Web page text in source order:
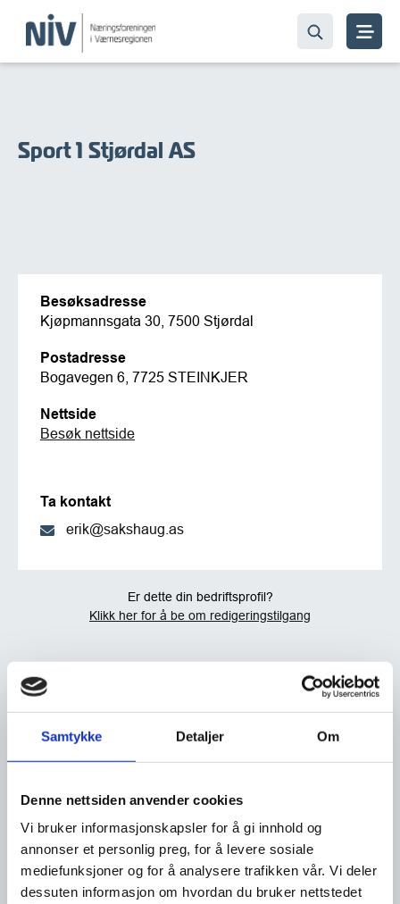
Samtykke Detaljer Om
Denne nettsiden anvender cookies
Vi bruker informasjonskapsler for å gi innhold og
annonser et personlig preg, for å levere sosiale
mediefunksjoner og for å analysere trafikken vår. Vi deler
dessuten informasjon om hvordan du bruker nettstedet
Sport 1 Stjørdal AS
Besøksadresse
Kjøpmannsgata 30, 7500 Stjørdal
Postadresse
Bogavegen 6, 7725 STEINKJER
Nettside
Besøk nettside
Ta kontakt
erik@sakshaug.as
Er dette din bedriftsprofil?
Klikk her for å be om redigeringstilgang